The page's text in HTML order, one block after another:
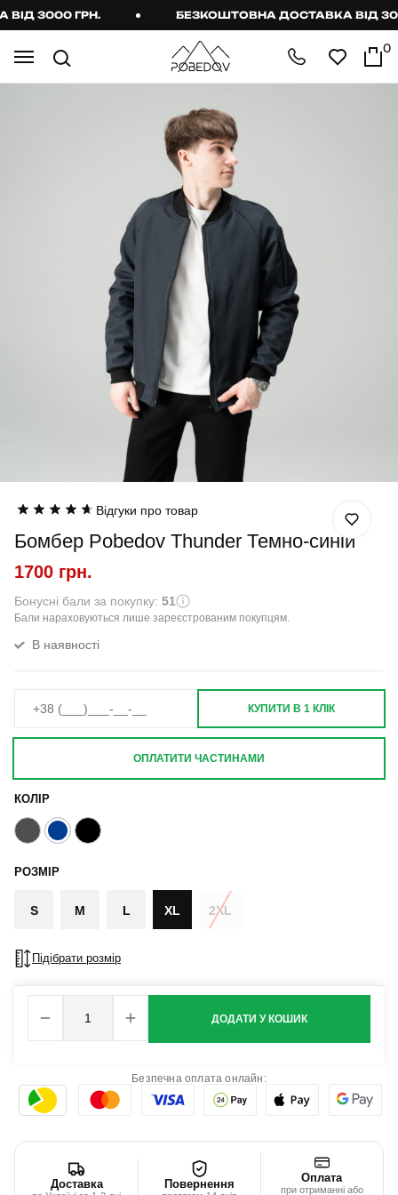
3000 ГРН. БЕЗКОШТОВНА ДОСТАВКА ВІД 3000
0
Відгуки про товар
Бомбер Pobedov Thunder Темно-синій
1700 грн.
Бонусні бали за покупку: 51
Бали нараховуються лише зареєстрованим покупцям.
В наявності
КОЛІР
РОЗМІР
S M L XL 2XL
Підібрати розмір
ДОДАТИ У КОШИК
КУПИТИ В 1 КЛІК
ОПЛАТИТИ ЧАСТИНАМИ
Безпечна оплата онлайн:
Доставка Повернення Оплата
при отриманні або